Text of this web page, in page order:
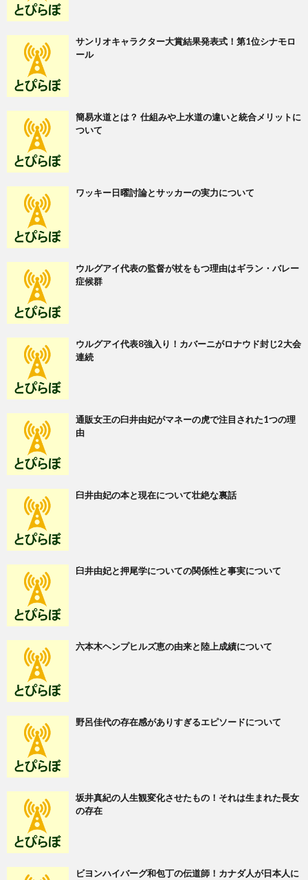
サンリオキャラクター大賞結果発表式！第1位シナモロ
ール
簡易水道とは？ 仕組みや上水道の違いと統合メリットに
ついて
ワッキー日曜討論とサッカーの実力について
ウルグアイ代表の監督が杖をもつ理由はギラン・バレー
症候群
ウルグアイ代表8強入り！カバーニがロナウド封じ2大会
連続
通販女王の臼井由妃がマネーの虎で注目された1つの理
由
臼井由妃の本と現在について壮絶な裏話
臼井由妃と押尾学についての関係性と事実について
六本木ヘンプヒルズ恵の由来と陸上成績について
野呂佳代の存在感がありすぎるエピソードについて
坂井真紀の人生観変化させたもの！それは生まれた長女
の存在
ビヨンハイバーグ和包丁の伝道師！カナダ人が日本人に